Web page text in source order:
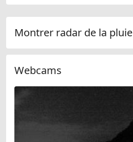
Montrer radar de la pluie
Webcams